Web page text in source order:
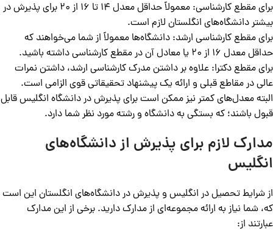
برای مقطع کارشناسی: معمولاً حداقل معدل 14 تا 16 از 20 برای پذیرش در
بیشتر دانشگاه‌های انگلستان لازم است.
برای مقطع کارشناسی ارشد: دانشگاه‌ها معمولاً از شما می‌خواهند که
حداقل معدل 16 از 20 یا معادل آن در مقطع کارشناسی داشته باشید.
برای مقطع دکترا: علاوه بر داشتن مدرک کارشناسی ارشد، داشتن نمرات
عالی در مقاطع قبلی و ارائه یک پیشنهاد تحقیقاتی قوی الزامی است.
البته معدل‌های کمتر نیز ممکن است برای پذیرش در دانشگاه انگلیس قابل
قبول باشند؛ که بستگی به دانشگاه و رشته مورد نظر شما دارد.
مدارک لازم برای پذیرش از دانشگاه‌های
انگلیس
از شرایط تحصیل در انگلیس و پذیرش در دانشگاه‌های انگلستان این است
که، شما نیاز به ارائه مجموعه‌ای از مدارک دارید. برخی از این مدارک
عبارتند از: